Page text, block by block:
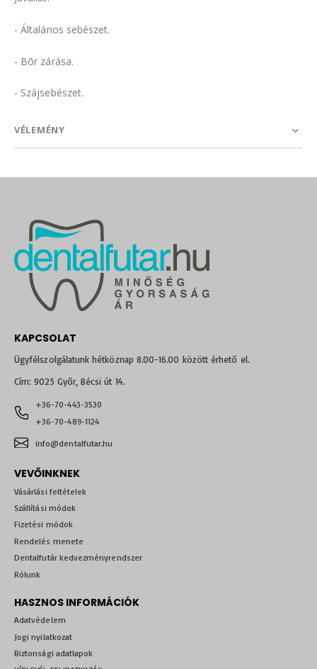
- Általános sebészet.
- Bõr zárása.
- Szájsebészet.
VÉLEMÉNY
KAPCSOLAT
Ügyfélszolgálatunk hétköznap 8.00-16.00 között érhető el.
Cím: 9025 Győr, Bécsi út 14.
+36-70-443-3530
+36-70-489-1124
info@dentalfutar.hu
VEVŐINKNEK
Vásárlási feltételek
Szállítási módok
Fizetési módok
Rendelés menete
Dentalfutár kedvezményrendszer
Rólunk
HASZNOS INFORMÁCIÓK
Adatvédelem
Jogi nyilatkozat
Biztonsági adatlapok